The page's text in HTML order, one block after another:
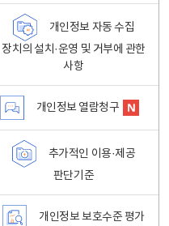
개인정보 자동 수집
장치의 설치·운영 및 거부에 관한
사항
개인정보 열람청구
추가적인 이용·제공
판단기준
개인정보 보호수준 평가